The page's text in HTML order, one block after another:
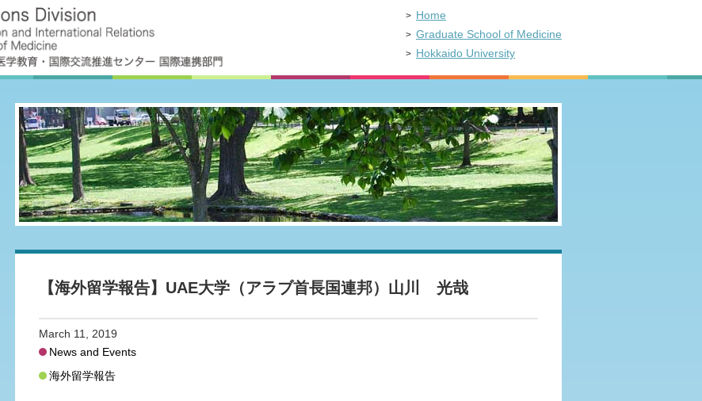
Home
Graduate School of Medicine
Hokkaido University
【海外留学報告】UAE大学（アラブ首長国連邦）山川 光哉
March 11, 2019
News and Events
海外留学報告